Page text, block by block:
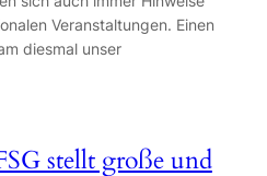
Veranstaltungen. Einen
diesmal unser
stellt große und